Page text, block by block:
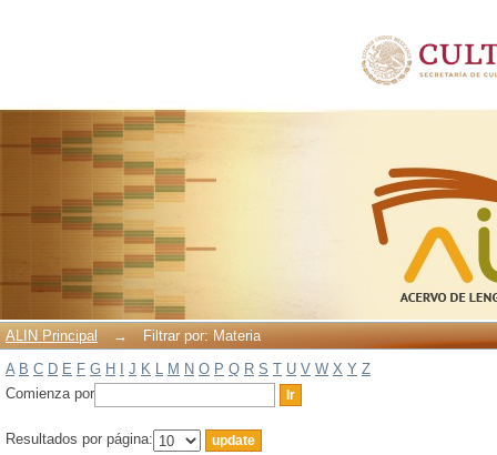
ALIN Principal →
Filtrar por: Materia
A B C D E F G H J K L M N O P Q R S T U V W X Y Z
Comienza por
Resultados por página: